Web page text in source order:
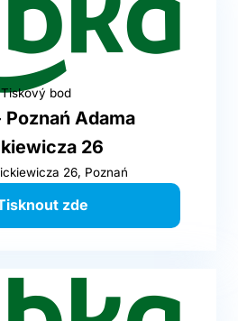
Tiskový bod
Poznań Adama
26
26, Poznań
zde